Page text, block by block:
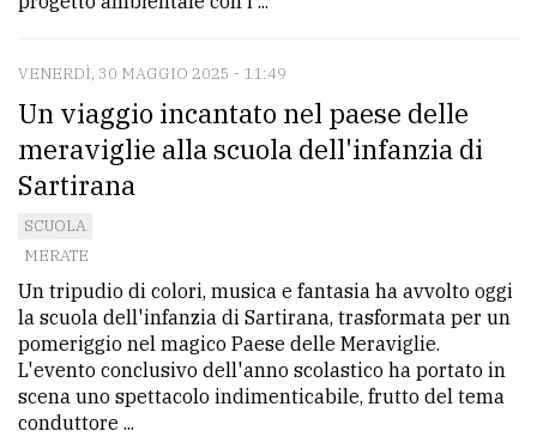
VENERDÌ, 30 MAGGIO 2025 - 11:49
Un viaggio incantato nel paese delle
meraviglie alla scuola dell'infanzia di
Sartirana
SCUOLA
MERATE
Un tripudio di colori, musica e fantasia ha avvolto oggi
la scuola dell'infanzia di Sartirana, trasformata per un
pomeriggio nel magico Paese delle Meraviglie.
L'evento conclusivo dell'anno scolastico ha portato in
scena uno spettacolo indimenticabile, frutto del tema
conduttore ...